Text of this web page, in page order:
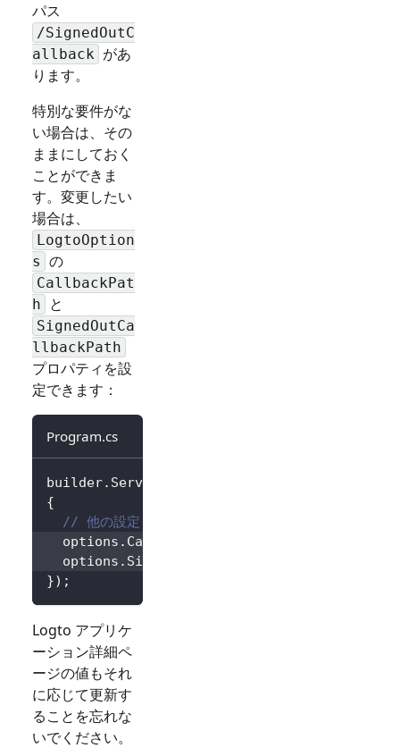
パス
/SignedOutC
allback があ
ります。
特別な要件がな
い場合は、その
ままにしておく
ことができま
す。変更したい
場合は、
LogtoOption
s の
CallbackPat
h
と
SignedOutCa
llbackPath
プロパティを設
定できます：
Program.cs
builder. Services
{
// 他の設定...
  options
. CallbackPath
  options
. SignedOutCallbackPath
}) ;
Logto アプリケ
ーション詳細ペ
ージの値もそれ
に応じて更新す
ることを忘れな
いでください。